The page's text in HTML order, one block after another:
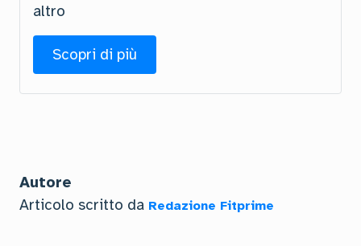
altro
Scopri di più
Autore
Articolo scritto da Redazione Fitprime